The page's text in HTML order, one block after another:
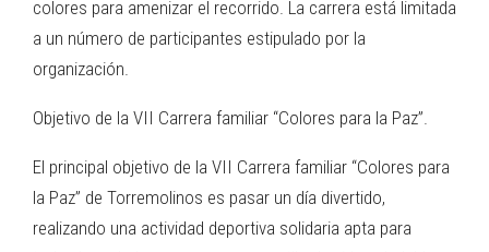
colores para amenizar el recorrido. La carrera está limitada
a un número de participantes estipulado por la
organización.
Objetivo de la VII Carrera familiar “Colores para la Paz”.
El principal objetivo de la VII Carrera familiar “Colores para
la Paz” de Torremolinos es pasar un día divertido,
realizando una actividad deportiva solidaria apta para